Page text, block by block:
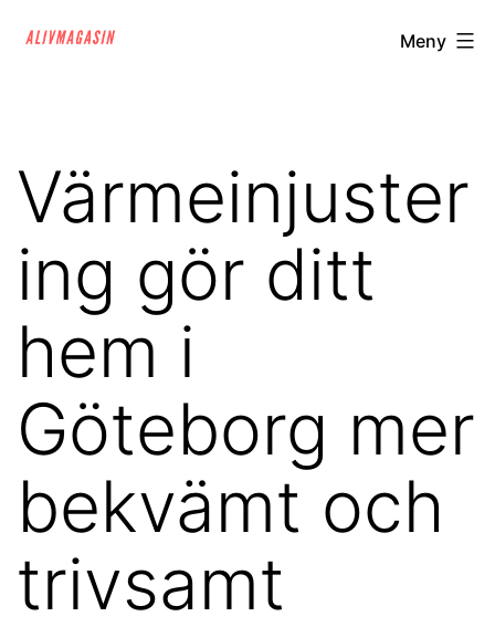
alivmagasin.se Meny
Värmeinjuster
ing gör ditt
hem i
Göteborg mer
bekvämt och
trivsamt